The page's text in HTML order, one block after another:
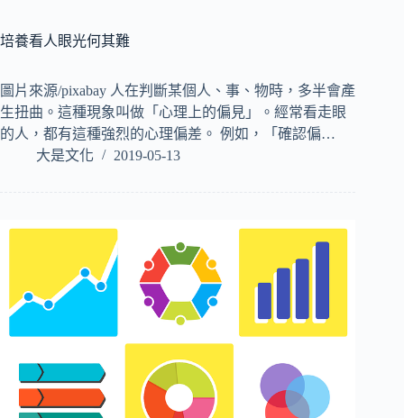
培養看人眼光何其難
圖片來源/pixabay 人在判斷某個人、事、物時，多半會產
生扭曲。這種現象叫做「心理上的偏見」。經常看走眼
的人，都有這種強烈的心理偏差。 例如，「確認偏…
大是文化
2019-05-13